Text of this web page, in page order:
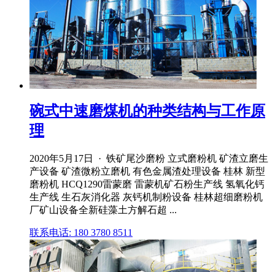
碗式中速磨煤机的种类结构与工作原
理
2020年5月17日 · 铁矿尾沙磨粉 立式磨粉机 矿渣立磨生
产设备 矿渣微粉立磨机 有色金属渣处理设备 桂林 新型
磨粉机 HCQ1290雷蒙磨 雷蒙机矿石粉生产线 氢氧化钙
生产线 生石灰消化器 灰钙机制粉设备 桂林超细磨粉机
厂矿山设备全新硅藻土方解石超 ...
联系电话: 180 3780 8511